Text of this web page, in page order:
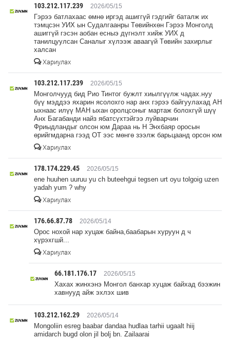
103.212.117.239 2026/05/15
Гэрээ батлахаас өмнө иргэд ашиггүй гэдгийг баталж их
тэмцсэн УИХ ын Судалгаанры Төвийнхөн Гэрээ Монголд
ашиггүй гэсэн аобан есныэ дүгнэлт хийж УИХ д
танилцуулсан Саналыг хүлээж аваагүй Төвийн захирлыг
халсан
Хариулах
103.212.117.239 2026/05/15
Монголчууд бид Рио Тинтог бужлт хиылгүүлж чадах.нуу
бүү мэддээ яхарин ясолохго нар анх гэрээ байгуулахад АН
ыхнаас илүү МАН ыхан оролцсоныг мартаж болохгүй шүү
Анх Багабанди найз ябатсүхтэйгээ луйварчин
Фриыдландыг олсон юм Дараа нь Н Энхбаяр оросын
өрийгмдарна гээд ОТ ээс мөнгө зээлж барьцаанд орсон юм
Хариулах
178.174.229.45 2026/05/15
ene huuhen uuruu yu ch buteehgui tegsen urt oyu tolgoig uzen
yadah yum ? why
Хариулах
176.66.87.78 2026/05/14
Орос нохой нар хуцаж байна,баабарын хуруун д ч
хүрэхгшй...
Хариулах
66.181.176.17 2026/05/15
Хахах жинхэнэ Монгол банхар хуцаж байхад бээжин
хавнууд айж эхлэх шив
103.212.162.29 2026/05/14
Mongoliin esreg baabar dandaa hudlaa tarhii ugaalt hiij
amidarch bugd olon jil bolj bn. Zailaarai